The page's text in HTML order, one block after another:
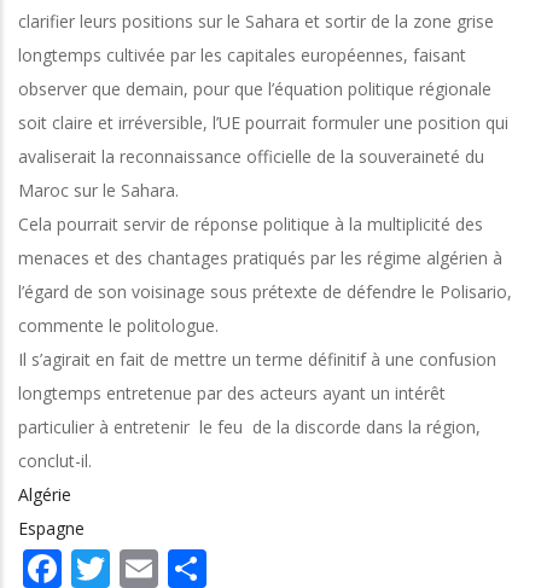
clarifier leurs positions sur le Sahara et sortir de la zone grise
longtemps cultivée par les capitales européennes, faisant
observer que demain, pour que l’équation politique régionale
soit claire et irréversible, l’UE pourrait formuler une position qui
avaliserait la reconnaissance officielle de la souveraineté du
Maroc sur le Sahara.
Cela pourrait servir de réponse politique à la multiplicité des
menaces et des chantages pratiqués par les régime algérien à
l’égard de son voisinage sous prétexte de défendre le Polisario,
commente le politologue.
Il s’agirait en fait de mettre un terme définitif à une confusion
longtemps entretenue par des acteurs ayant un intérêt
particulier à entretenir le feu de la discorde dans la région,
conclut-il.
Algérie
Espagne
Facebook
Twitter
Email